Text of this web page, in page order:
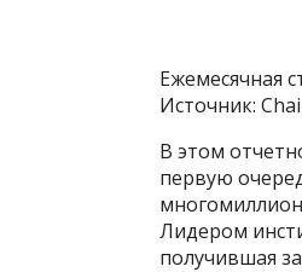
Ежемесячная
Источник:
В этом
первую
Лидером
получившая